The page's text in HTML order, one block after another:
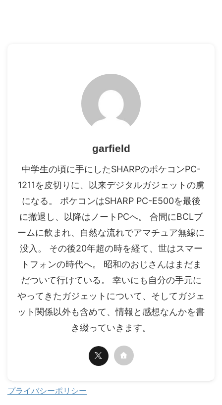
garfield
中学生の頃に手にしたSHARPのポケコンPC-
1211を皮切りに、以来デジタルガジェットの虜
になる。 ポケコンはSHARP PC-E500を最後
に撤退し、以降はノートPCへ。 合間にBCLブ
ームに飲まれ、自然な流れでアマチュア無線に
没入。 その後20年超の時を経て、世はスマー
トフォンの時代へ。 昭和のおじさんはまだま
だついて行けている。 幸いにも自分の手元に
やってきたガジェットについて、そしてガジェ
ット関係以外も含めて、情報と感想なんかを書
き綴っていきます。
プライバシーポリシー